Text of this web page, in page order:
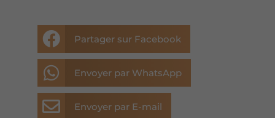
 Partager sur Facebook
 Envoyer par WhatsApp
 Envoyer par E-mail